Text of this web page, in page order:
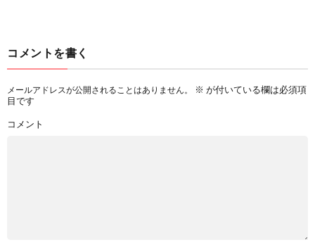
コメントを書く
メールアドレスが公開されることはありません。 ※ が付いている欄は必須項
目です
コメント